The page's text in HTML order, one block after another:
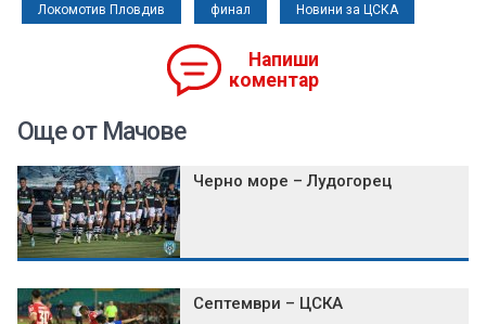
Локомотив Пловдив финал Новини за ЦСКА
Напиши
коментар
Още от Мачове
Черно море – Лудогорец
Септември – ЦСКА